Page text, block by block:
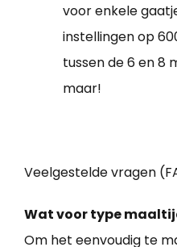
voor enkele
instellingen op
tussen de 6 en 8
maar!
Veelgestelde vragen
Wat voor type
Om het eenvoudig te